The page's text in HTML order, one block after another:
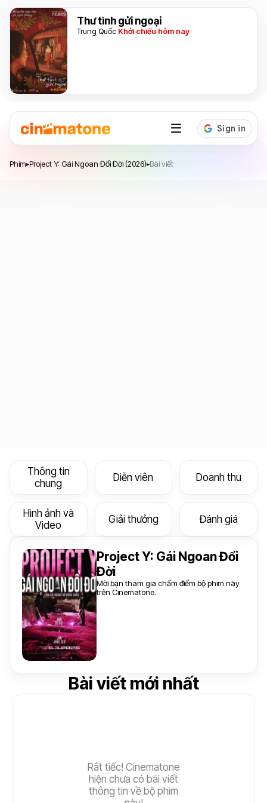
Thư tình gửi ngoại
Trung Quốc Khởi chiếu hôm nay
Phim▸Project Y: Gái Ngoan Đổi Đời (2026)▸Bài viết
Thông tin
chung
Diễn viên Doanh thu
Hình ảnh và
Video
Giải thưởng Đánh giá
Bài viết mới nhất
Rât tiếc! Cinematone
hiện chưa có bài viết
thông tin về bộ phim
Project Y: Gái Ngoan Đổi
Đời
Mời bạn tham gia chấm điểm bộ phim này
trên Cinematone.